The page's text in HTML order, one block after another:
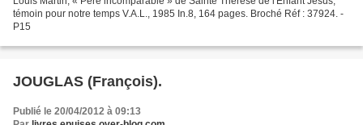
témoin pour notre temps V.A.L., 1985 In.8, 164 pages. Broché Réf : 37924. -
P15
JOUGLAS (François).
Publié le 20/04/2012 à 09:13